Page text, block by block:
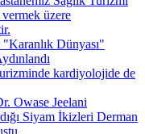
vermek üzere
Dünyası"
kardiyolojide de
Owase Jeelani
Siyam İkizleri Derman